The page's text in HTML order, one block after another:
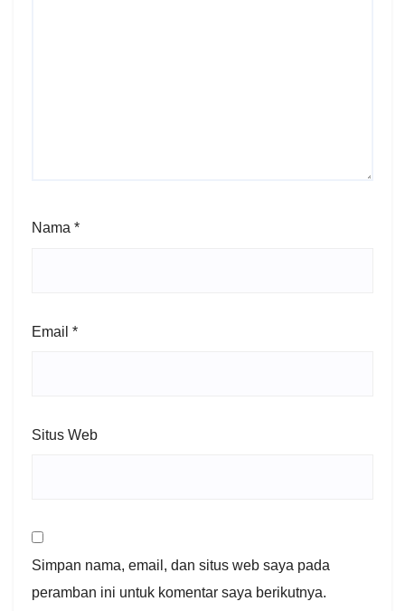
Nama *
Email *
Situs Web
Simpan nama, email, dan situs web saya pada
peramban ini untuk komentar saya berikutnya.